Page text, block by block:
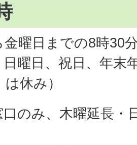
金曜日までの8時30
日曜日、祝日、年末
休み）
のみ、木曜延長・